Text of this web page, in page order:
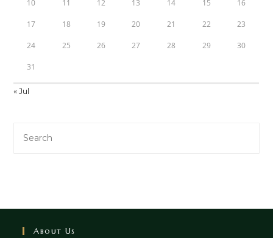
10 11 12 13 14 15 16
17 18 19 20 21 22 23
24 25 26 27 28 29 30
31
« Jul
About Us